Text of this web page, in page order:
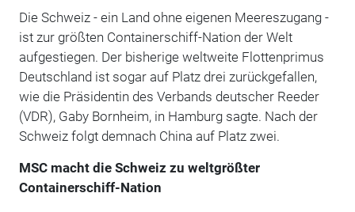
Die Schweiz - ein Land ohne eigenen Meereszugang -
ist zur größten Containerschiff-Nation der Welt
aufgestiegen. Der bisherige weltweite Flottenprimus
Deutschland ist sogar auf Platz drei zurückgefallen,
wie die Präsidentin des Verbands deutscher Reeder
(VDR), Gaby Bornheim, in Hamburg sagte. Nach der
Schweiz folgt demnach China auf Platz zwei.
MSC macht die Schweiz zu weltgrößter
Containerschiff-Nation